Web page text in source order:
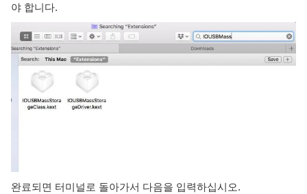
야 합니다.
완료되면 터미널로 돌아가서 다음을 입력하십시오.